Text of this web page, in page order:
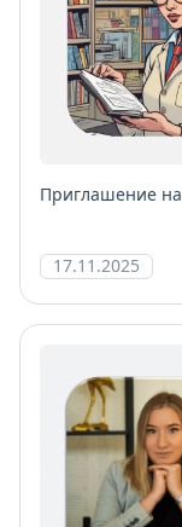
Приглашение
17.11.2025